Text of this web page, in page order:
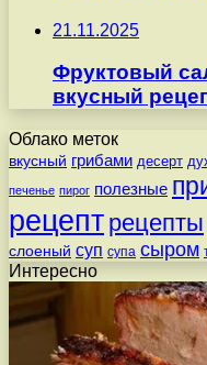
21.11.2025
Фруктовый
вкусный
Облако меток
вкусный грибами десерт
печенье пирог полезные
рецепт рецепты
слоеный суп супа сыром
Интересно